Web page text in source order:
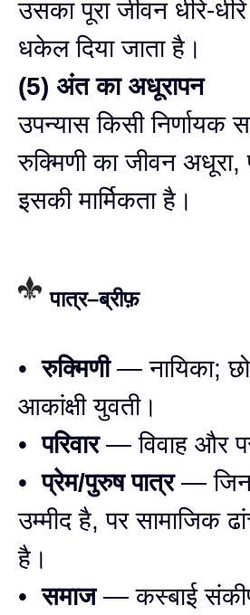
उसका पूरा जीवन धीरे-
धकेल दिया जाता है।
(5) अंत का अधूरापन
उपन्यास किसी निर्णायक
रुक्मिणी का जीवन
इसकी मार्मिकता है।
पात्र–ब्रीफ़
•रुक्मिणी— नायिका;
आकांक्षी युवती।
•परिवार— विवाह और
•प्रेम/पुरुष पात्र—
उम्मीद है, पर सामाजिक
है।
•समाज— कस्बाई